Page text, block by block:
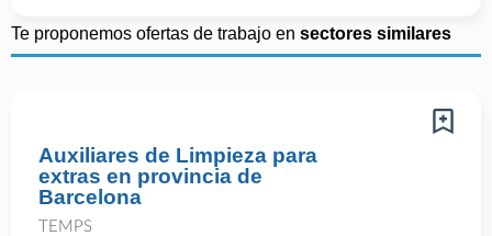
Te proponemos ofertas de trabajo en sectores similares
Auxiliares de Limpieza para
extras en provincia de
Barcelona
TEMPS